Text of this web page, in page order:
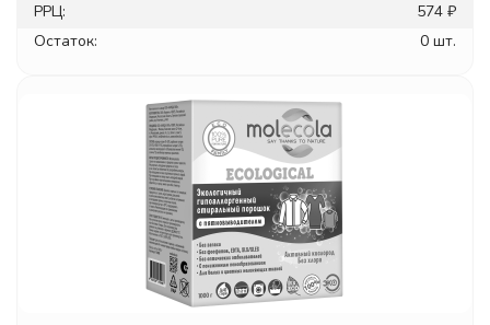
РРЦ:
574 ₽
Остаток:
0 шт.